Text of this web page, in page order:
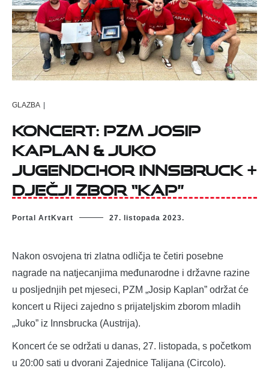
GLAZBA
Koncert: PZM JOSIP
KAPLAN & JUKO
JUGENDCHOR INNSBRUCK +
Dječji zbor “KAP”
Portal ArtKvart 27. listopada 2023.
Nakon osvojena tri zlatna odličja te četiri posebne
nagrade na natjecanjima međunarodne i državne razine
u posljednjih pet mjeseci, PZM „Josip Kaplan” održat će
koncert u Rijeci zajedno s prijateljskim zborom mladih
„Juko” iz Innsbrucka (Austrija).
Koncert će se održati u danas, 27. listopada, s početkom
u 20:00 sati u dvorani Zajednice Talijana (Circolo).